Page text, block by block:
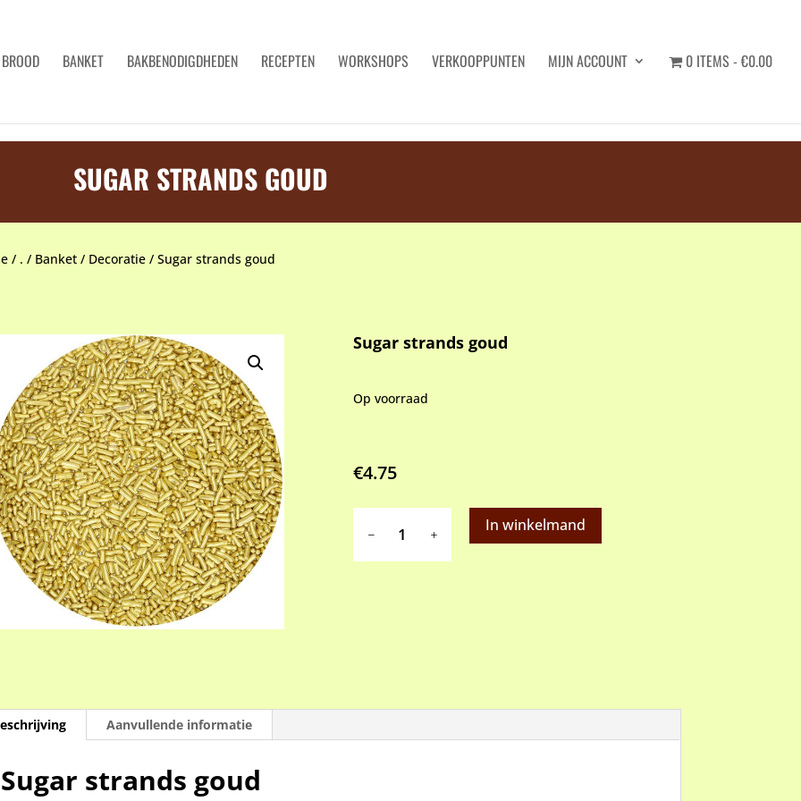
BROOD BANKET BAKBENODIGDHEDEN RECEPTEN WORKSHOPS VERKOOPPUNTEN MIJN ACCOUNT 0 ITEMS €0.00
SUGAR STRANDS GOUD
/ . / Banket/ Decoratie/ Sugar strands goud
Sugar strands goud
Op voorraad
€4.75
strands
goud
In winkelmand
Aanvullende informatie
Sugar strands goud